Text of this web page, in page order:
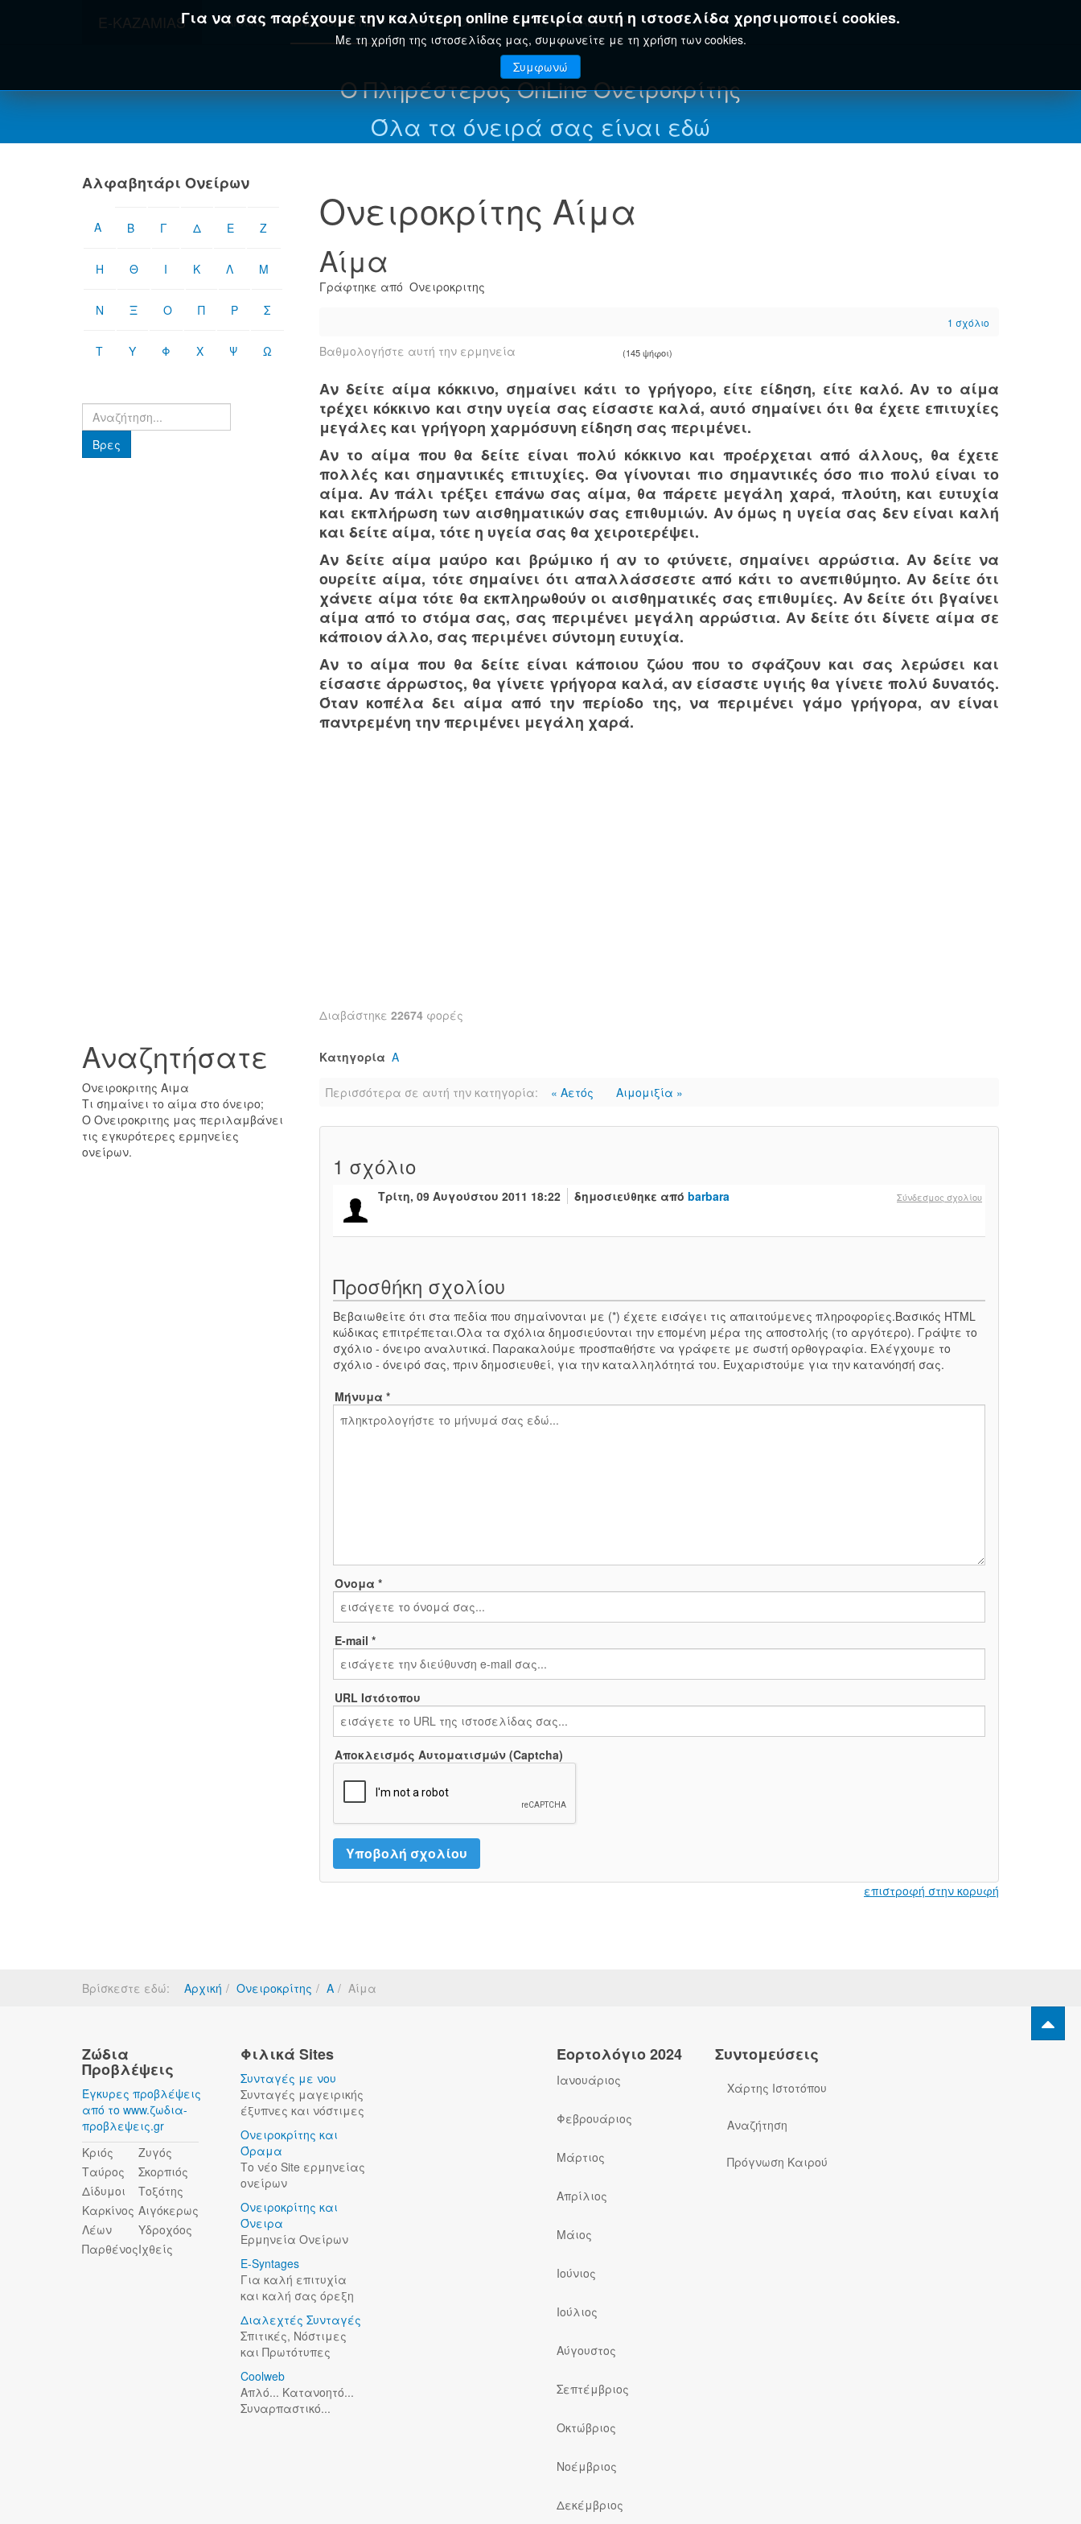
E-KAZAMIASΓια να σας παρέχουμε την καλύτερη online εμπειρία αυτή η ιστοσελίδα χρησιμοποιεί cookies.
Με τη χρήση της ιστοσελίδας μας, συμφωνείτε με τη χρήση των cookies.
Συμφωνώ
ΑΡΧΙΚΉ ΟΝΕΙΡΟΚΡΊΤΗΣ ΕΟΡΤΟΛΌΓΙΟ ΕΓΚΥΚΛΟΠΑΊΔΕΙΑ
Ο Πληρέστερος OnLine Ονειροκρίτης
Όλα τα όνειρά σας είναι εδώ
Ονειροκρίτης Αίμα
Αίμα
Γράφτηκε από Ονειροκριτης
1 σχόλιο
Βαθμολογήστε αυτή την ερμηνεία (145 ψήφοι)
Αν δείτε αίμα κόκκινο, σημαίνει κάτι το γρήγορο, είτε είδηση, είτε καλό. Αν το αίμα
τρέχει κόκκινο και στην υγεία σας είσαστε καλά, αυτό σημαίνει ότι θα έχετε επιτυχίες
μεγάλες και γρήγορη χαρμόσυνη είδηση σας περιμένει.
Αν το αίμα που θα δείτε είναι πολύ κόκκινο και προέρχεται από άλλους, θα έχετε
πολλές και σημαντικές επιτυχίες. Θα γίνονται πιο σημαντικές όσο πιο πολύ είναι το
αίμα. Αν πάλι τρέξει επάνω σας αίμα, θα πάρετε μεγάλη χαρά, πλούτη, και ευτυχία
και εκπλήρωση των αισθηματικών σας επιθυμιών. Αν όμως η υγεία σας δεν είναι καλή
και δείτε αίμα, τότε η υγεία σας θα χειροτερέψει.
Αν δείτε αίμα μαύρο και βρώμικο ή αν το φτύνετε, σημαίνει αρρώστια. Αν δείτε να
ουρείτε αίμα, τότε σημαίνει ότι απαλλάσσεστε από κάτι το ανεπιθύμητο. Αν δείτε ότι
χάνετε αίμα τότε θα εκπληρωθούν οι αισθηματικές σας επιθυμίες. Αν δείτε ότι βγαίνει
αίμα από το στόμα σας, σας περιμένει μεγάλη αρρώστια. Αν δείτε ότι δίνετε αίμα σε
κάποιον άλλο, σας περιμένει σύντομη ευτυχία.
Αν το αίμα που θα δείτε είναι κάποιου ζώου που το σφάζουν και σας λερώσει και
είσαστε άρρωστος, θα γίνετε γρήγορα καλά, αν είσαστε υγιής θα γίνετε πολύ δυνατός.
Όταν κοπέλα δει αίμα από την περίοδο της, να περιμένει γάμο γρήγορα, αν είναι
παντρεμένη την περιμένει μεγάλη χαρά.
Διαβάστηκε 22674 φορές
Κατηγορία Α
Περισσότερα σε αυτή την κατηγορία: « Αετός Αιμομιξία »
1 σχόλιο
Σύνδεσμος σχολίου
Τρίτη, 09 Αυγούστου 2011 18:22 δημοσιεύθηκε από barbara
Προσθήκη σχολίου
Βεβαιωθείτε ότι στα πεδία που σημαίνονται με (*) έχετε εισάγει τις απαιτούμενες πληροφορίες.Βασικός HTML
κώδικας επιτρέπεται.Όλα τα σχόλια δημοσιεύονται την επομένη μέρα της αποστολής (το αργότερο). Γράψτε το
σχόλιο - όνειρο αναλυτικά. Παρακαλούμε προσπαθήστε να γράφετε με σωστή ορθογραφία. Ελέγχουμε το
σχόλιο - όνειρό σας, πριν δημοσιευθεί, για την καταλληλότητά του. Ευχαριστούμε για την κατανόησή σας.
Μήνυμα *
Όνομα *
E-mail *
URL Ιστότοπου
Αποκλεισμός Αυτοματισμών (Captcha)
επιστροφή στην κορυφή
Αλφαβητάρι Ονείρων
Α Β Γ Δ Ε Ζ
Η Θ Ι Κ Λ Μ
Ν Ξ Ο Π Ρ Σ
Τ Υ Φ Χ Ψ Ω
Βρες
Βρες
Αναζητήσατε
Ονειροκριτης Αιμα
Τι σημαίνει το αίμα στο όνειρο;
Ο Ονειροκριτης μας περιλαμβάνει
τις εγκυρότερες ερμηνείες
ονείρων.
Βρίσκεστε εδώ: Αρχική Ονειροκρίτης Α Αίμα
Ζώδια
Προβλέψεις
Έγκυρες προβλέψεις
από το www.ζωδια-
προβλεψεις.gr
Κριός
Ταύρος
Δίδυμοι
Καρκίνος
Λέων
Παρθένος
Ζυγός
Σκορπιός
Τοξότης
Αιγόκερως
Υδροχόος
Ιχθείς
Φιλικά Sites
Συνταγές με νου
Συνταγές μαγειρικής
έξυπνες και νόστιμες
Ονειροκρίτης και
Όραμα
Το νέο Site ερμηνείας
ονείρων
Ονειροκρίτης και
Όνειρα
Ερμηνεία Ονείρων
E-Syntages
Για καλή επιτυχία
και καλή σας όρεξη
Διαλεχτές Συνταγές
Σπιτικές, Νόστιμες
και Πρωτότυπες
Coolweb
Απλό... Κατανοητό...
Συναρπαστικό...
Εορτολόγιο 2024
Ιανουάριος
Φεβρουάριος
Μάρτιος
Απρίλιος
Μάιος
Ιούνιος
Ιούλιος
Αύγουστος
Σεπτέμβριος
Οκτώβριος
Νοέμβριος
Δεκέμβριος
Συντομεύσεις
Χάρτης Ιστοτόπου
Αναζήτηση
Πρόγνωση Καιρού